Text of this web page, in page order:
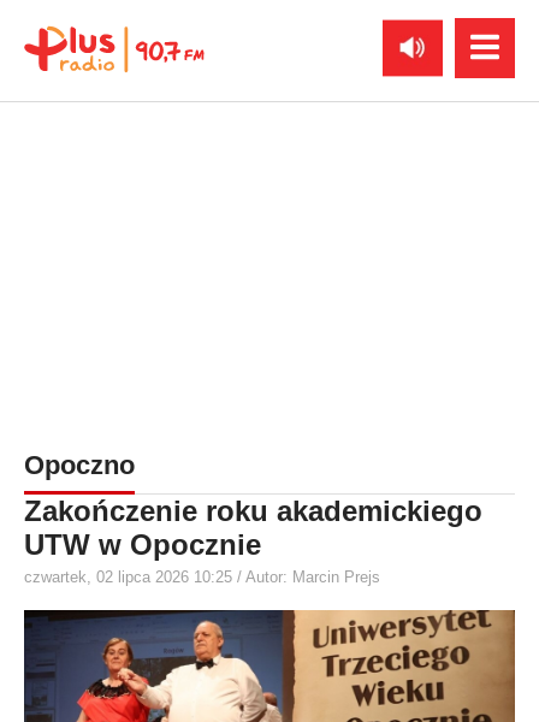
Opoczno
Zakończenie roku akademickiego
UTW w Opocznie
czwartek, 02 lipca 2026 10:25 / Autor: Marcin Prejs